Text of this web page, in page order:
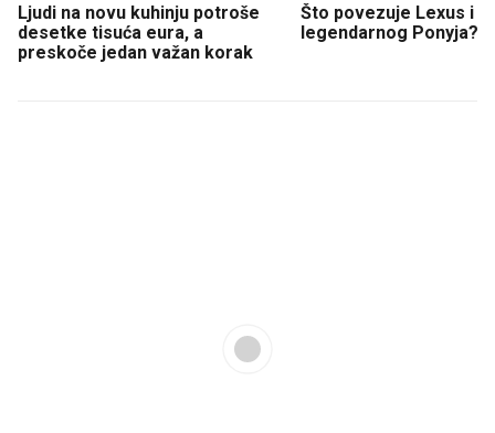
Ljudi na novu kuhinju potroše
desetke tisuća eura, a
preskoče jedan važan korak
Što povezuje Lexus i
legendarnog Ponyja?